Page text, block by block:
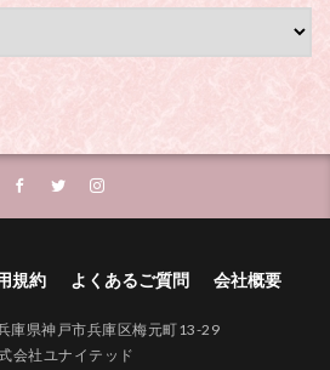
規約 よくあるご質問 会社概要
県神戸市兵庫区梅元町13-29
会社ユナイテッド